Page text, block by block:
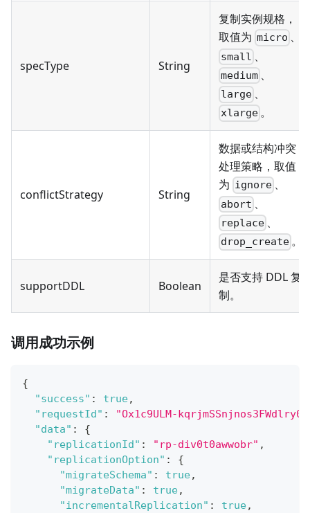
specType String
复制实例规格，
取值为 micro 、
small 、
medium 、
large 、
xlarge 。
conflictStrategy String
数据或结构冲突
处理策略，取值
为 ignore 、
abort 、
replace 、
drop_create 。
supportDDL Boolean
是否支持 DDL 复
制。
调用成功示例
{
"success" : true,
"requestId" :
"Ox1c9ULM-
"data" :
{
"replicationId" : "rp-div0t0awwobr" ,
"replicationOption" :
{
"migrateSchema" : true,
"migrateData" : true,
"incrementalReplication" : true,